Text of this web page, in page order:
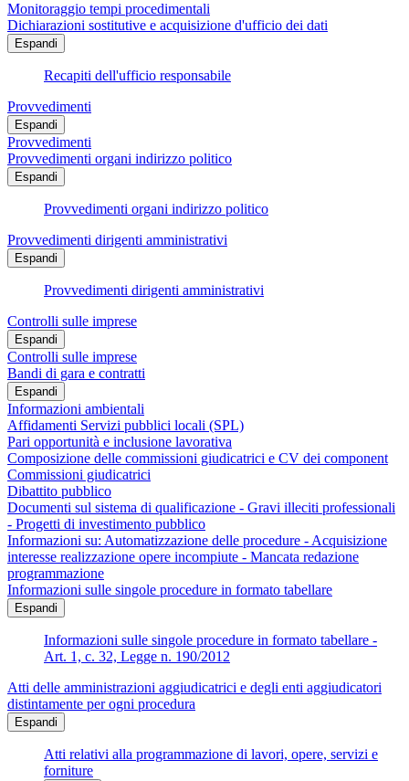
Monitoraggio tempi procedimentali
Dichiarazioni sostitutive e acquisizione d'ufficio dei dati
Espandi
Recapiti dell'ufficio responsabile
Provvedimenti
Espandi
Provvedimenti
Provvedimenti organi indirizzo politico
Espandi
Provvedimenti organi indirizzo politico
Provvedimenti dirigenti amministrativi
Espandi
Provvedimenti dirigenti amministrativi
Controlli sulle imprese
Espandi
Controlli sulle imprese
Bandi di gara e contratti
Espandi
Informazioni ambientali
Affidamenti Servizi pubblici locali (SPL)
Pari opportunità e inclusione lavorativa
Composizione delle commissioni giudicatrici e CV dei component
Commissioni giudicatrici
Dibattito pubblico
Documenti sul sistema di qualificazione - Gravi illeciti professionali
- Progetti di investimento pubblico
Informazioni su: Automatizzazione delle procedure - Acquisizione
interesse realizzazione opere incompiute - Mancata redazione
programmazione
Informazioni sulle singole procedure in formato tabellare
Espandi
Informazioni sulle singole procedure in formato tabellare -
Art. 1, c. 32, Legge n. 190/2012
Atti delle amministrazioni aggiudicatrici e degli enti aggiudicatori
distintamente per ogni procedura
Espandi
Atti relativi alla programmazione di lavori, opere, servizi e
forniture